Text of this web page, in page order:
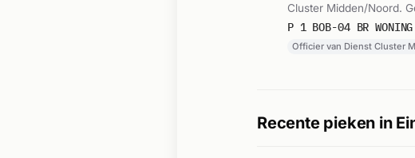
Cluster Midden/Noord.
P 1 BOB-04 BR
Officier van Dienst Cluster
Recente pieken in